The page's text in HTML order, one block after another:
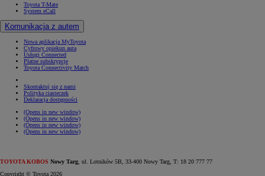
Toyota T-Mate
System eCall
Komunikacja z autem
Nowa aplikacja MyToyota
Cyfrowy opiekun auta
Usługi Connected
Płatne subskrypcje
Toyota Connectivity Match
Skontaktuj się z nami
Polityka ciasteczek
Deklaracja dostępności
(Opens in new window)
(Opens in new window)
(Opens in new window)
(Opens in new window)
TOYOTA KOBOS Nowy Targ , ul. Lotników 5B, 33-400 Nowy Targ, T: 18 20 777 77
Copyright © Toyota 2026